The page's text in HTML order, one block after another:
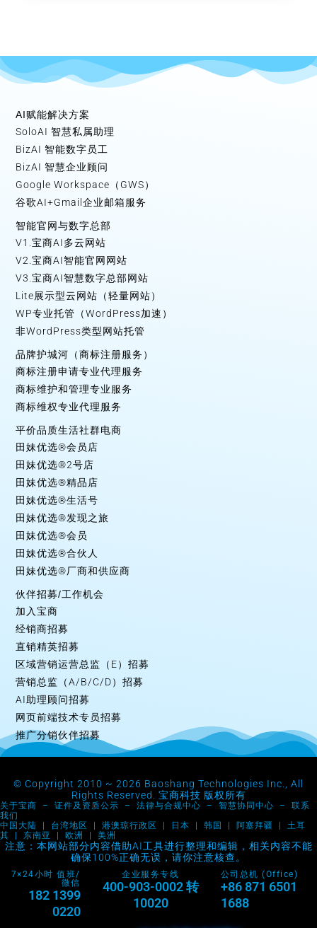
AI赋能解决方案
SoloAI 智慧私属助理
BizAI 智能数字员工
BizAI 智慧企业顾问
Google Workspace（GWS）
谷歌AI+Gmail企业邮箱服务
智能官网与数字总部
V1.宝商AI多云网站
V2.宝商AI智能官网网站
V3.宝商AI智慧数字总部网站
Lite展示型云网站（轻量网站）
WP专业托管（WordPress加速）
非WordPress类型网站托管
品牌护城河（商标注册服务）
商标注册申请专业代理服务
商标维护和管理专业服务
商标维权专业代理服务
平价品质生活社群电商
田妹优选®会员店
田妹优选®2号店
田妹优选®精品店
田妹优选®生活号
田妹优选®发现之旅
田妹优选®会员
田妹优选®合伙人
田妹优选®厂商和供应商
伙伴招募/工作机会
加入宝商
经销商招募
直销精英招募
区域营销运营总监（E）招募
营销总监（A/B/C/D）招募
AI助理顾问招募
网页前端技术专员招募
推广分销伙伴招募
© Copyright 2010 ~ 2026 Baoshang Technologies Inc., All
Rights Reserved. 宝商科技 版权所有
关于宝商 – 证件及资质公示 – 法律与合规中心 – 智慧协同中心 – 联系
我们
中国大陆 | 台湾地区 | 港澳琼行政区 | 日本 | 韩国 | 阿塞拜疆 | 土耳
其 | 东南亚 | 欧洲 | 美洲
注意：本网站部分内容借助AI工具进行整理和编辑，相关内容不能
确保100%正确无误，请你注意核查。
7×24小时 值班/
微信
182 1399
0220
企业服务专线
400-903-0002 转
10020
公司总机 (Office)
+86 871 6501
1688